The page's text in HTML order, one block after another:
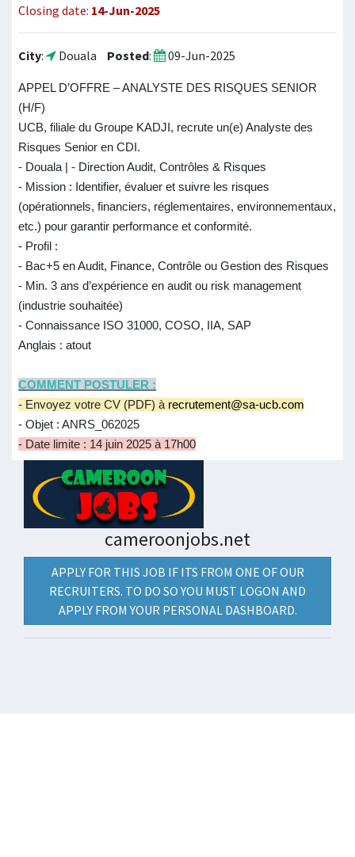
Closing date: 14-Jun-2025
City: Douala Posted: 09-Jun-2025
APPEL D’OFFRE – ANALYSTE DES RISQUES SENIOR
(H/F)
UCB, filiale du Groupe KADJI, recrute un(e) Analyste des
Risques Senior en CDI.
- Douala | - Direction Audit, Contrôles & Risques
- Mission : Identifier, évaluer et suivre les risques
(opérationnels, financiers, réglementaires, environnementaux,
etc.) pour garantir performance et conformité.
- Profil :
- Bac+5 en Audit, Finance, Contrôle ou Gestion des Risques
- Min. 3 ans d’expérience en audit ou risk management
(industrie souhaitée)
- Connaissance ISO 31000, COSO, IIA, SAP
Anglais : atout
COMMENT POSTULER :
- Envoyez votre CV (PDF) à recrutement@sa-ucb.com
- Objet : ANRS_062025
- Date limite : 14 juin 2025 à 17h00
cameroonjobs.net
APPLY FOR THIS JOB IF ITS FROM ONE OF OUR
RECRUITERS. TO DO SO YOU MUST LOGON AND
APPLY FROM YOUR PERSONAL DASHBOARD.